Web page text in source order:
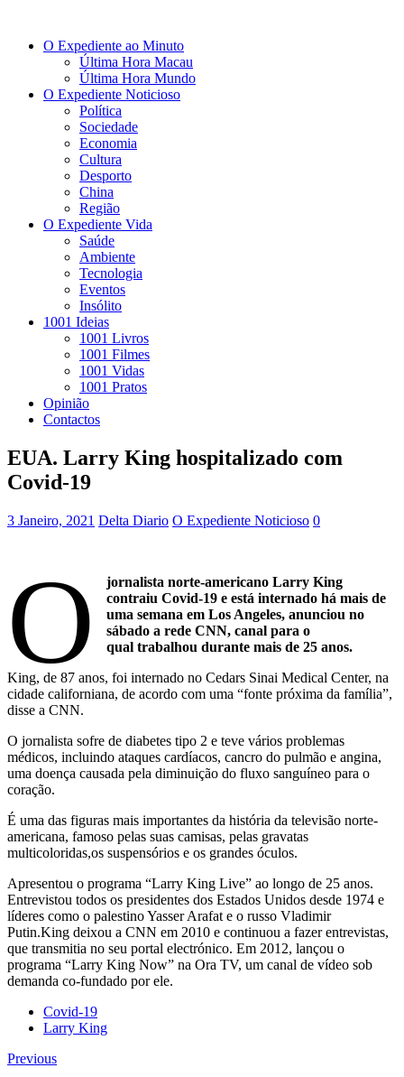
O Expediente ao Minuto
Última Hora Macau
Última Hora Mundo
O Expediente Noticioso
Política
Sociedade
Economia
Cultura
Desporto
China
Região
O Expediente Vida
Saúde
Ambiente
Tecnologia
Eventos
Insólito
1001 Ideias
1001 Livros
1001 Filmes
1001 Vidas
1001 Pratos
Opinião
Contactos
EUA. Larry King hospitalizado com
Covid-19
3 Janeiro, 2021 Delta Diario O Expediente Noticioso 0
O
jornalista norte-americano Larry King
contraiu Covid-19 e está internado há mais de
uma semana em Los Angeles, anunciou no
sábado a rede CNN, canal para o
qual trabalhou durante mais de 25 anos.
King, de 87 anos, foi internado no Cedars Sinai Medical Center, na
cidade californiana, de acordo com uma “fonte próxima da família”,
disse a CNN.
O jornalista sofre de diabetes tipo 2 e teve vários problemas
médicos, incluindo ataques cardíacos, cancro do pulmão e angina,
uma doença causada pela diminuição do fluxo sanguíneo para o
coração.
É uma das figuras mais importantes da história da televisão norte-
americana, famoso pelas suas camisas, pelas gravatas
multicoloridas,os suspensórios e os grandes óculos.
Apresentou o programa “Larry King Live” ao longo de 25 anos.
Entrevistou todos os presidentes dos Estados Unidos desde 1974 e
líderes como o palestino Yasser Arafat e o russo Vladimir
Putin.King deixou a CNN em 2010 e continuou a fazer entrevistas,
que transmitia no seu portal electrónico. Em 2012, lançou o
programa “Larry King Now” na Ora TV, um canal de vídeo sob
demanda co-fundado por ele.
Covid-19
Larry King
Previous